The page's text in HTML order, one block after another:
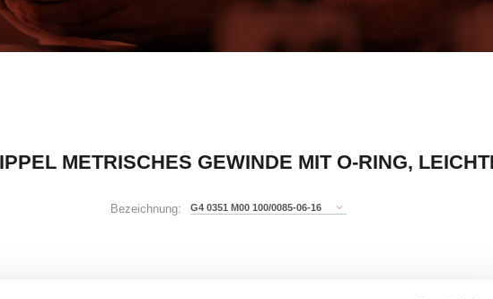
METRISCHES GEWINDE MIT O-RING,
Bezeichnung: G4 0351 M00 100/0085-06-16